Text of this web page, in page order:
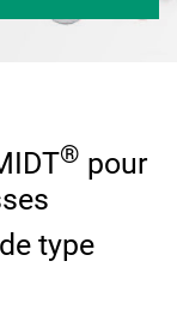
® pour
type